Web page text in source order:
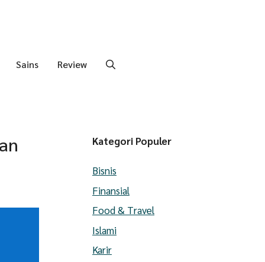
Sains Review
Kategori Populer
Bisnis
Finansial
Food & Travel
Islami
Karir